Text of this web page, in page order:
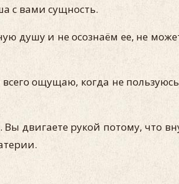
с вами сущность.
душу и не осознаём ее, не
ощущаю, когда не
двигаете рукой потому, что